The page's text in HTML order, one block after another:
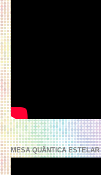
MESA QUÂNTICA ESTELAR